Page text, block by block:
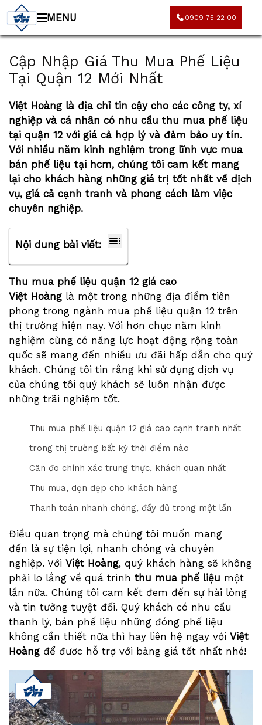
MENU 0909 75 22 00
Cập Nhập Giá Thu Mua Phế Liệu
Tại Quận 12 Mới Nhất
Việt Hoàng là địa chỉ tin cậy cho các công ty, xí
nghiệp và cá nhân có nhu cầu thu mua phế liệu
tại quận 12 với giá cả hợp lý và đảm bảo uy tín.
Với nhiều năm kinh nghiệm trong lĩnh vực mua
bán phế liệu tại hcm, chúng tôi cam kết mang
lại cho khách hàng những giá trị tốt nhất về dịch
vụ, giá cả cạnh tranh và phong cách làm việc
chuyên nghiệp.
Nội dung bài viết:
Thu mua phế liệu quận 12 giá cao
Việt Hoàng là một trong những địa điểm tiên
phong trong ngành mua phế liệu quận 12 trên
thị trường hiện nay. Với hơn chục năm kinh
nghiệm cùng có năng lực hoạt động rộng toàn
quốc sẽ mang đến nhiều ưu đãi hấp dẫn cho quý
khách. Chúng tôi tin rằng khi sử đụng dịch vụ
của chúng tôi quý khách sẽ luôn nhận được
những trãi nghiệm tốt.
Thu mua phế liệu quận 12 giá cao cạnh tranh nhất
trong thị trường bất kỳ thời điểm nào
Cân đo chính xác trung thực, khách quan nhất
Thu mua, dọn dẹp cho khách hàng
Thanh toán nhanh chóng, đầy đủ trong một lần
Điều quan trọng mà chúng tôi muốn mang
đến là sự tiện lợi, nhanh chóng và chuyên
nghiệp. Với Việt Hoàng, quý khách hàng sẽ không
phải lo lắng về quá trình thu mua phế liệu một
lần nữa. Chúng tôi cam kết đem đến sự hài lòng
và tin tưởng tuyệt đối. Quý khách có nhu cầu
thanh lý, bán phế liệu những đóng phế liệu
không cần thiết nữa thì hay liên hệ ngay với Việt
Hoàng để đươc hỗ trợ với bảng giá tốt nhất nhé!